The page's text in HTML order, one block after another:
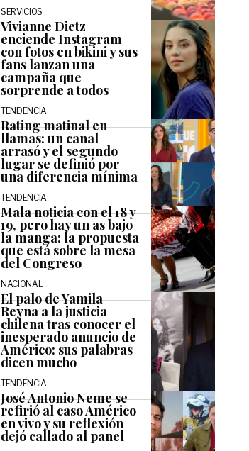
SERVICIOS
Vivianne Dietz
enciende Instagram
con fotos en bikini y sus
fans lanzan una
campaña que
sorprende a todos
TENDENCIA
Rating matinal en
llamas: un canal
arrasó y el segundo
lugar se definió por
una diferencia mínima
TENDENCIA
Mala noticia con el 18 y
19, pero hay un as bajo
la manga: la propuesta
que está sobre la mesa
del Congreso
NACIONAL
El palo de Yamila
Reyna a la justicia
chilena tras conocer el
inesperado anuncio de
Américo: sus palabras
dicen mucho
TENDENCIA
José Antonio Neme se
refirió al caso Américo
en vivo y su reflexión
dejó callado al panel